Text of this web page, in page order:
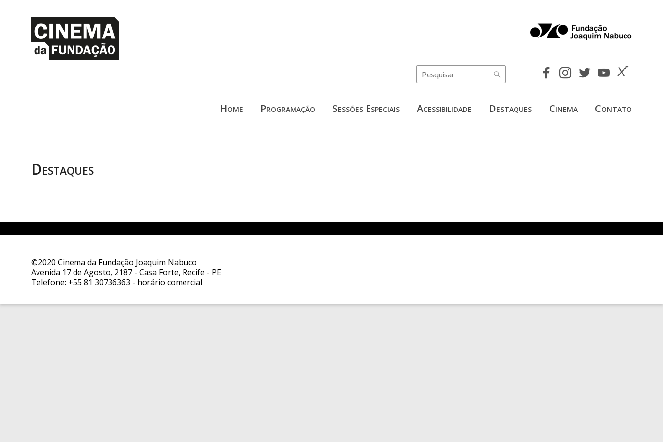
Home Programação Sessões Especiais Acessibilidade Destaques Cinema Contato
Destaques
©2020 Cinema da Fundação Joaquim Nabuco
Avenida 17 de Agosto, 2187 - Casa Forte, Recife - PE
Telefone: +55 81 30736363 - horário comercial